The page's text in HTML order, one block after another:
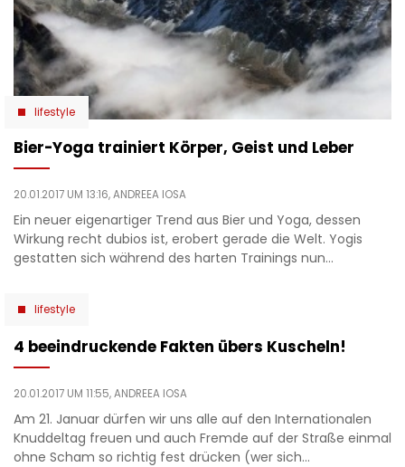
lifestyle
Bier-Yoga trainiert Körper, Geist und Leber
20.01.2017 UM 13:16,ANDREEA IOSA
Ein neuer eigenartiger Trend aus Bier und Yoga, dessen
Wirkung recht dubios ist, erobert gerade die Welt. Yogis
gestatten sich während des harten Trainings nun…
lifestyle
4 beeindruckende Fakten übers Kuscheln!
20.01.2017 UM 11:55,ANDREEA IOSA
Am 21. Januar dürfen wir uns alle auf den Internationalen
Knuddeltag freuen und auch Fremde auf der Straße einmal
ohne Scham so richtig fest drücken (wer sich…